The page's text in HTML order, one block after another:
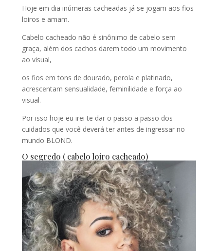
Hoje em dia inúmeras cacheadas já se jogam aos fios
loiros e amam.
Cabelo cacheado não é sinônimo de cabelo sem
graça, além dos cachos darem todo um movimento
ao visual,
os fios em tons de dourado, perola e platinado,
acrescentam sensualidade, feminilidade e força ao
visual.
Por isso hoje eu irei te dar o passo a passo dos
cuidados que você deverá ter antes de ingressar no
mundo BLOND.
O segredo ( cabelo loiro cacheado)